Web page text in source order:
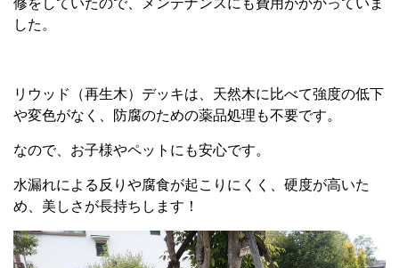
した。
リウッド（再生木）デッキは、天然木に比べて強度の低下
や変色がなく、防腐のための薬品処理も不要です。
なので、お子様やペットにも安心です。
水漏れによる反りや腐食が起こりにくく、硬度が高いた
め、美しさが長持ちします！